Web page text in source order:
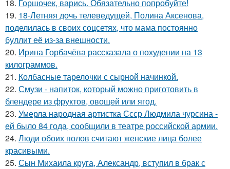
18. Горшочек, варись. Обязательно попробуйте!
19. 18-Летняя дочь телеведущей, Полина Аксенова,
поделилась в своих соцсетях, что мама постоянно
буллит её из-за внешности.
20. Ирина Горбачёва рассказала о похудении на 13
килограммов.
21. Колбасные тарелочки с сырной начинкой.
22. Смузи - напиток, который можно приготовить в
блендере из фруктов, овощей или ягод.
23. Умерла народная артистка Ссср Людмила чурсина -
ей было 84 года, сообщили в театре российской армии.
24. Люди обоих полов считают женские лица более
красивыми.
25. Сын Михаила круга, Александр, вступил в брак с